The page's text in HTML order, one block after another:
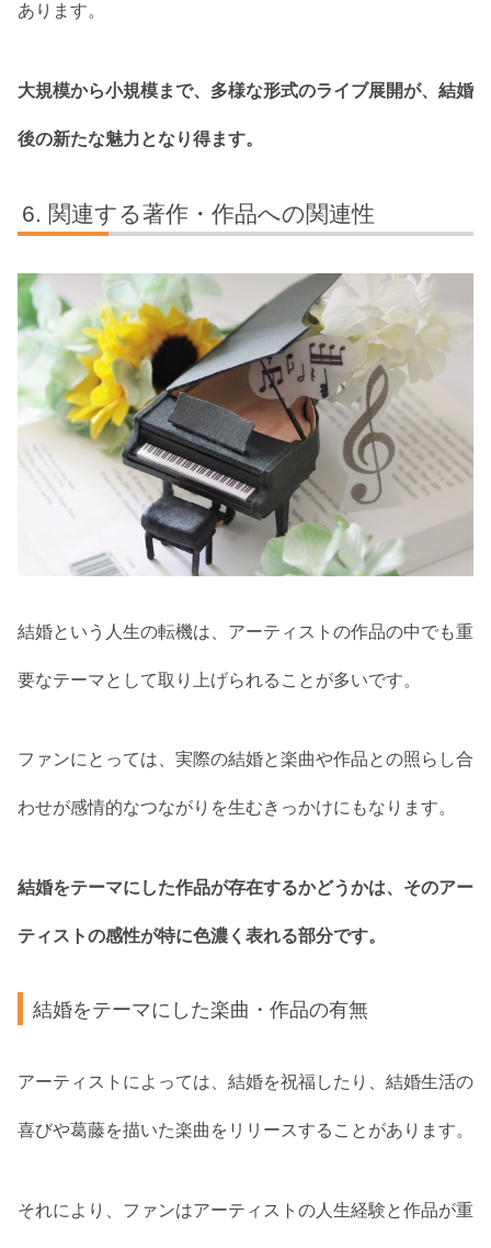
あります。
大規模から小規模まで、多様な形式のライブ展開が、結婚
後の新たな魅力となり得ます。
関連する著作・作品への関連性
結婚という人生の転機は、アーティストの作品の中でも重
要なテーマとして取り上げられることが多いです。
ファンにとっては、実際の結婚と楽曲や作品との照らし合
わせが感情的なつながりを生むきっかけにもなります。
結婚をテーマにした作品が存在するかどうかは、そのアー
ティストの感性が特に色濃く表れる部分です。
結婚をテーマにした楽曲・作品の有無
アーティストによっては、結婚を祝福したり、結婚生活の
喜びや葛藤を描いた楽曲をリリースすることがあります。
それにより、ファンはアーティストの人生経験と作品が重